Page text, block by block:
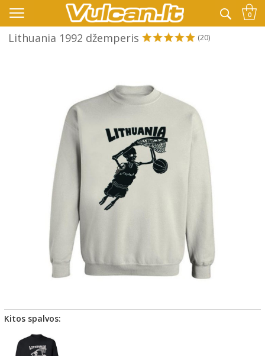
👉 -10% KODAS VISKAM PAPILDOMAI: VASARA 0
Lithuania 1992 džemperis (20)
Kitos spalvos: